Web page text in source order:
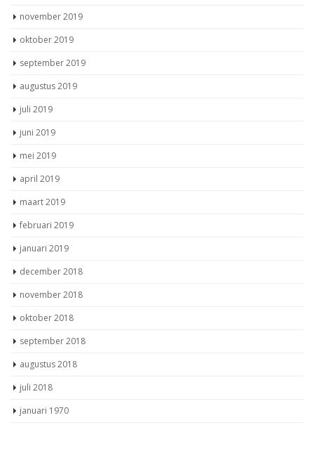
november 2019
oktober 2019
september 2019
augustus 2019
juli 2019
juni 2019
mei 2019
april 2019
maart 2019
februari 2019
januari 2019
december 2018
november 2018
oktober 2018
september 2018
augustus 2018
juli 2018
januari 1970